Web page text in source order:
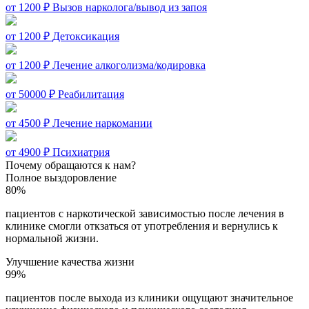
от 1200 ₽ Вызов нарколога/вывод из запоя
от 1200 ₽ Детоксикация
от 1200 ₽ Лечение алкоголизма/кодировка
от 50000 ₽ Реабилитация
от 4500 ₽ Лечение наркомании
от 4900 ₽ Психиатрия
Почему обращаются к нам?
Полное выздоровление
80%
пациентов с наркотической зависимостью после лечения в
клинике смогли откзаться от употребления и вернулись к
нормальной жизни.
Улучшение качества жизни
99%
пациентов после выхода из клиники ощущают значительное